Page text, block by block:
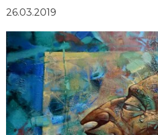
26.03.2019